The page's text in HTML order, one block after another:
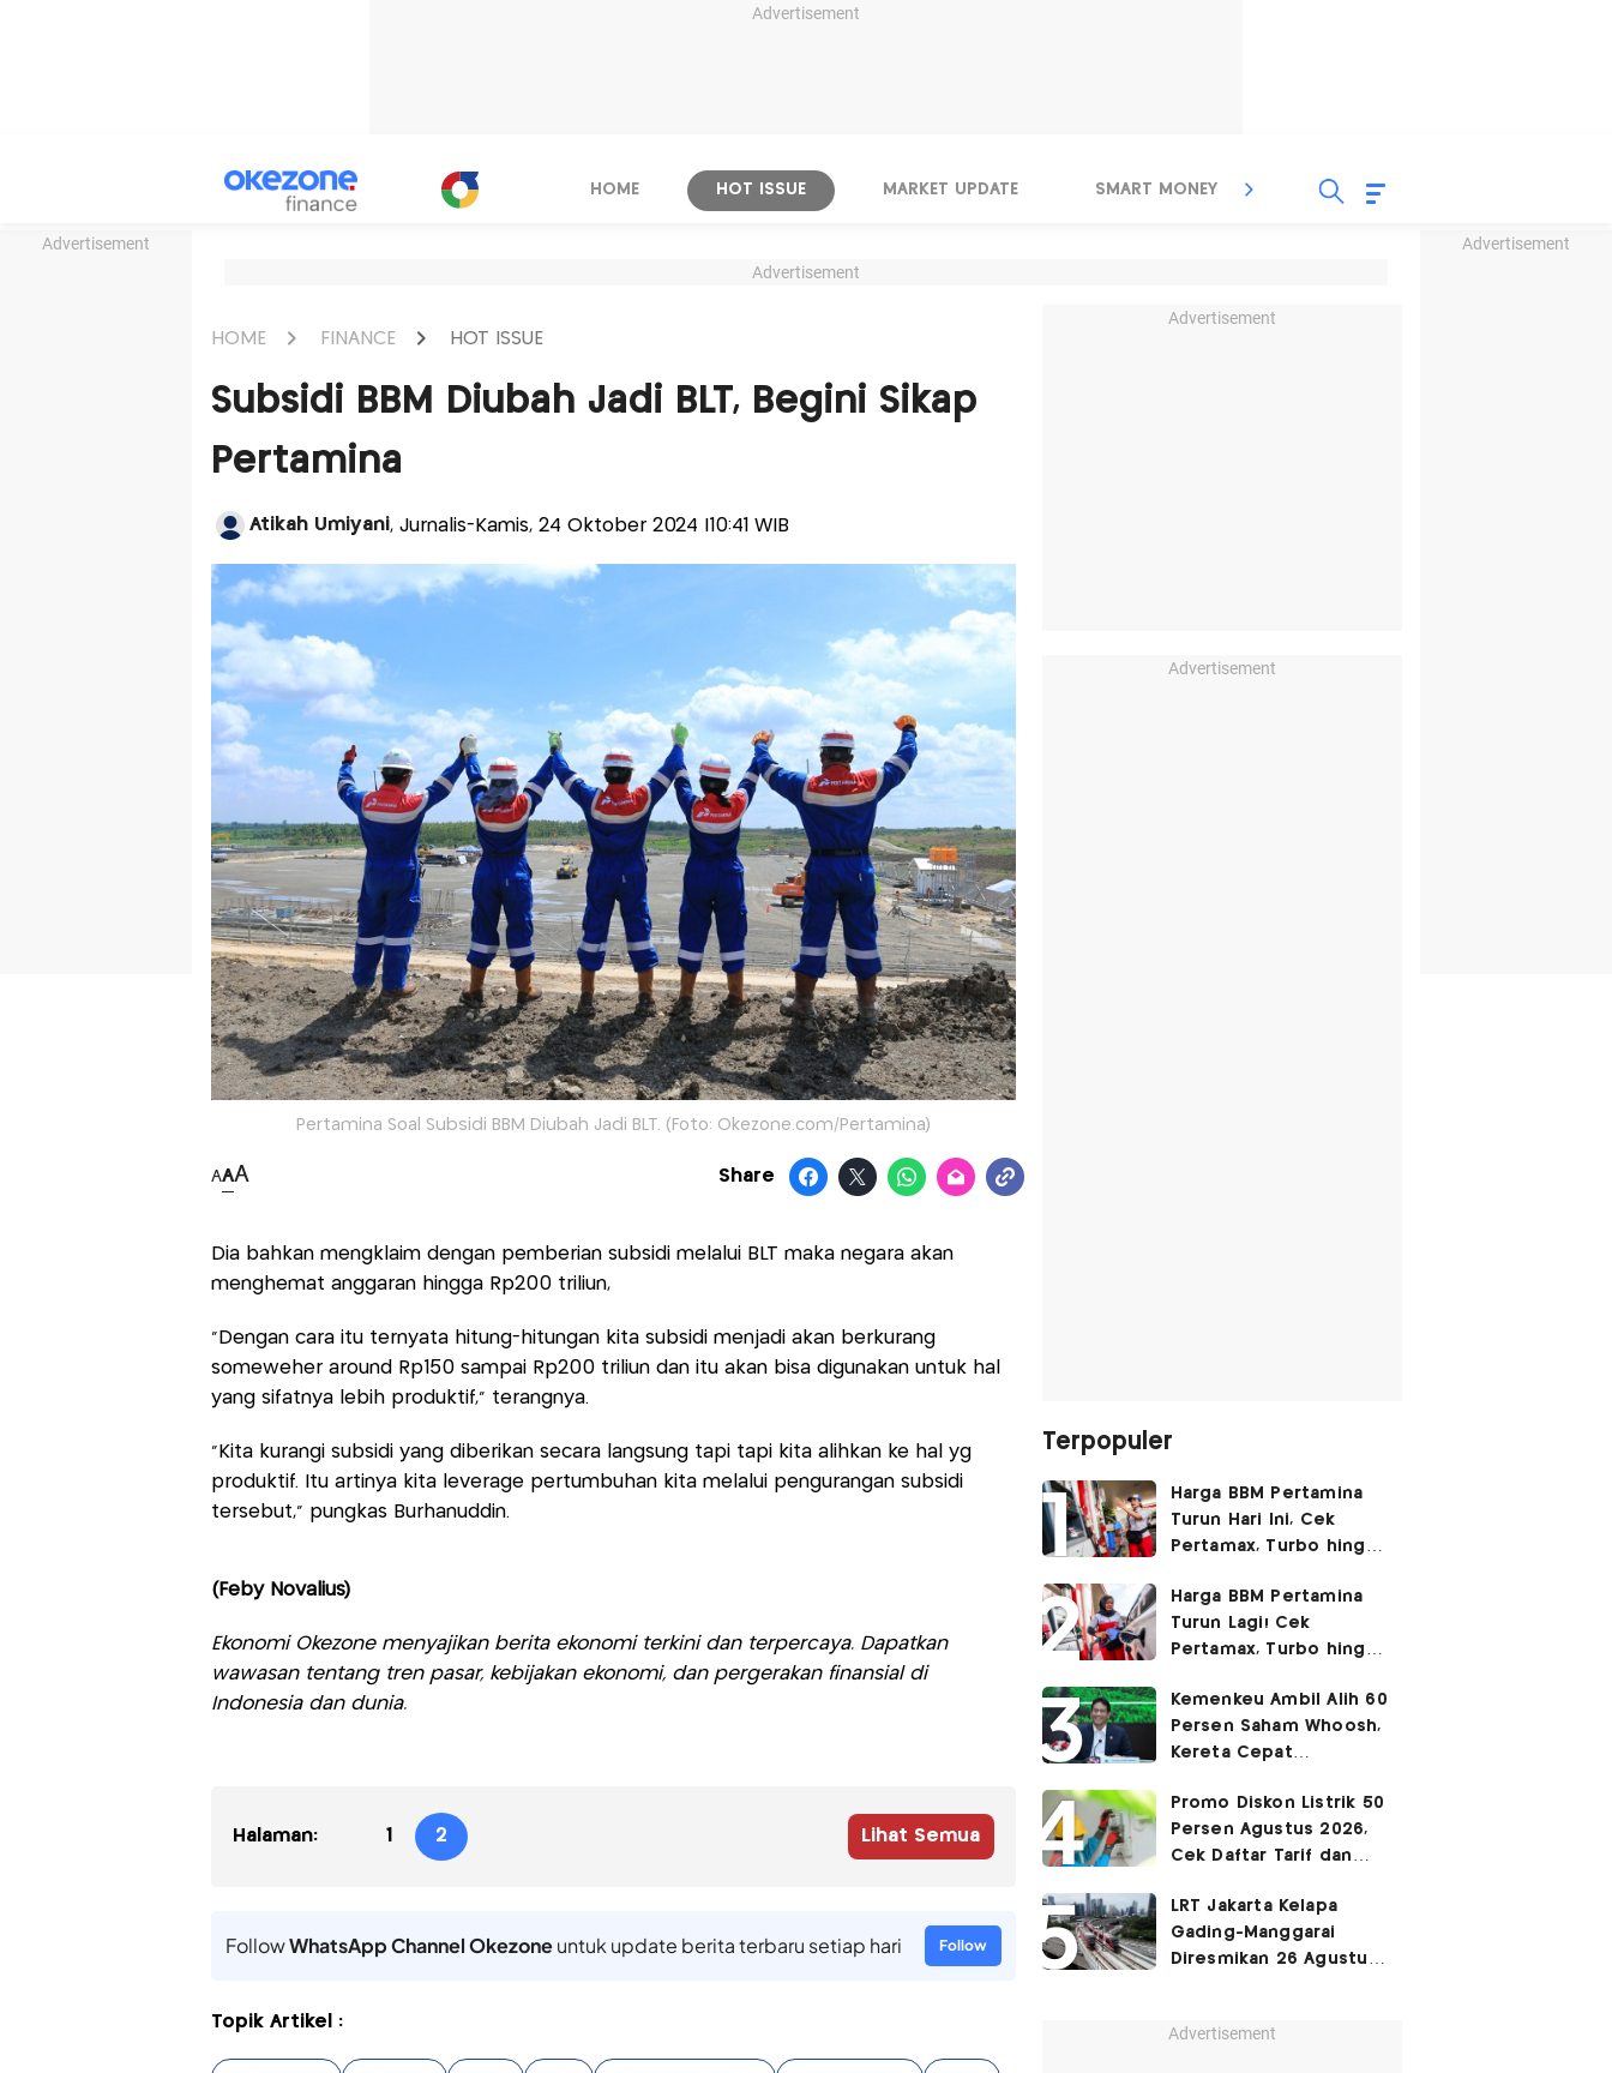
Advertisement
Advertisement Advertisement
HOME HOT ISSUE MARKET UPDATE SMART MONEY INSPIRASI BISNIS
Advertisement
HOME FINANCE HOT ISSUE
Subsidi BBM Diubah Jadi BLT, Begini Sikap
Pertamina
Atikah Umiyani, Jurnalis-Kamis, 24 Oktober 2024 |10:41 WIB
Pertamina Soal Subsidi BBM Diubah Jadi BLT. (Foto: Okezone.com/Pertamina)
AAA Share
Dia bahkan mengklaim dengan pemberian subsidi melalui BLT maka negara akan
menghemat anggaran hingga Rp200 triliun,
"Dengan cara itu ternyata hitung-hitungan kita subsidi menjadi akan berkurang
someweher around Rp150 sampai Rp200 triliun dan itu akan bisa digunakan untuk hal
yang sifatnya lebih produktif," terangnya.
"Kita kurangi subsidi yang diberikan secara langsung tapi tapi kita alihkan ke hal yg
produktif. Itu artinya kita leverage pertumbuhan kita melalui pengurangan subsidi
tersebut," pungkas Burhanuddin.
(Feby Novalius)
Ekonomi Okezone menyajikan berita ekonomi terkini dan terpercaya. Dapatkan
wawasan tentang tren pasar, kebijakan ekonomi, dan pergerakan finansial di
Indonesia dan dunia.
Halaman: 1 2 Lihat Semua
FollowWhatsApp Channel Okezoneuntuk update berita terbaru setiap hari Follow
Topik Artikel :
Advertisement
Advertisement
Terpopuler
Harga BBM Pertamina
Turun Hari Ini, Cek
Pertamax, Turbo hingga
2026
Harga BBM Pertamina
Turun Lagi! Cek
Pertamax, Turbo hingga
Agustus 2026
Kemenkeu Ambil Alih 60
Persen Saham Whoosh,
Kereta Cepat
Surabaya
Promo Diskon Listrik 50
Persen Agustus 2026,
Cek Daftar Tarif dan
LRT Jakarta Kelapa
Gading-Manggarai
Diresmikan 26 Agustus
Advertisement